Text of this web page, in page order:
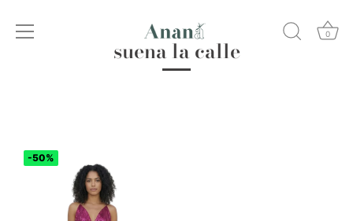
0
suena la calle
-50%